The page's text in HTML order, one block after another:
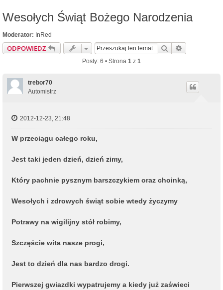
Wesołych Świąt Bożego Narodzenia
Moderator: InRed
ODPOWIEDZ Szukaj
Posty: 6 • Strona 1 z 1
trebor70
Automistrz
2012-12-23, 21:48
W przeciągu całego roku,
Jest taki jeden dzień, dzień zimy,
Który pachnie pysznym barszczykiem oraz choinką,
Wesołych i zdrowych świąt sobie wtedy życzymy
Potrawy na wigilijny stół robimy,
Szczęście wita nasze progi,
Jest to dzień dla nas bardzo drogi.
Pierwszej gwiazdki wypatrujemy a kiedy już zaświeci